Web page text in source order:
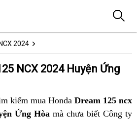
2024
NCX 2024 Huyện Ứng
kiếm mua Honda Dream 125 ncx
Ứng Hòa mà chưa biết Công ty